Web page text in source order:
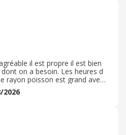
il est propre il est bien
on a besoin. Les heures d
rayon poisson est grand avec
que le rayon viande
promotions qui sont bien
qualifié toujours le sourire et
d’accès et possède une
2026